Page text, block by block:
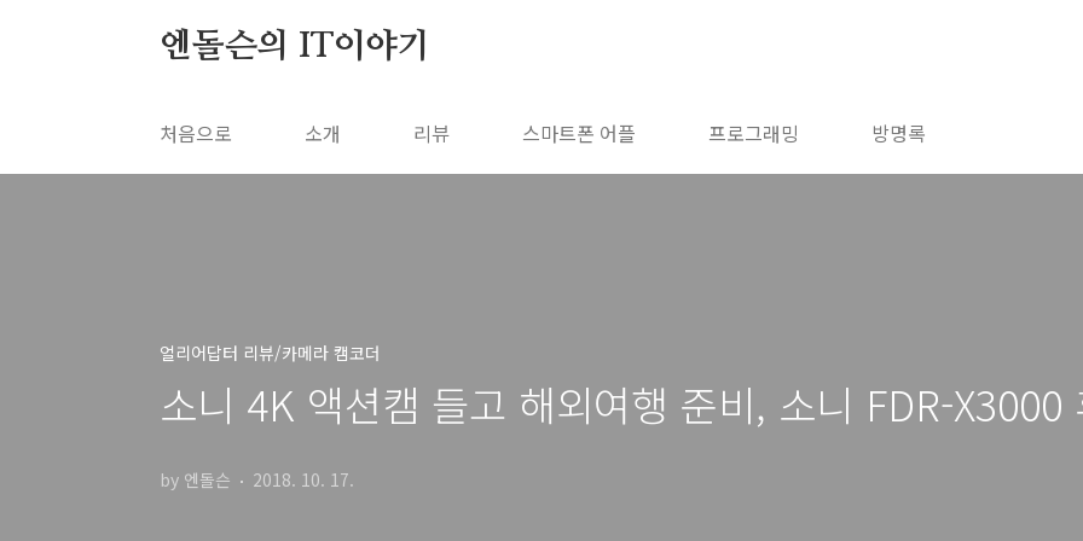
엔돌슨의 IT이야기
처음으로 소개 리뷰 스마트폰 어플 프로그래밍 방명록
얼리어답터 리뷰/카메라 캠코더
소니 4K 액션캠 들고 해외여행 준비, 소니 FDR-X3000
by 엔돌슨 2018. 10. 17.